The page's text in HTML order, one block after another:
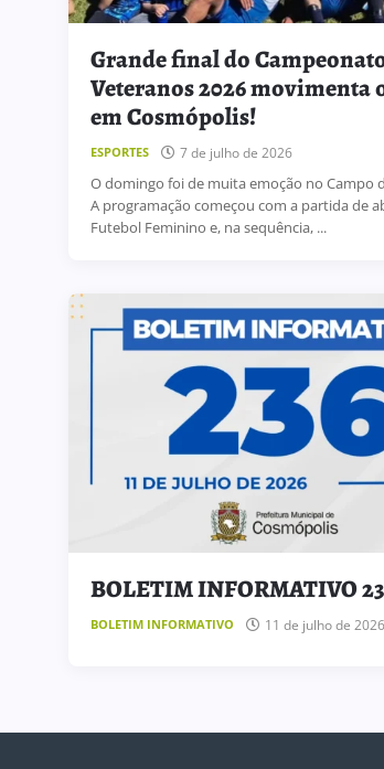
Grande final do
Veteranos 2026 movimenta
em Cosmópolis!
ESPORTES 7 de julho de 2026
O domingo foi de muita emoção no Campo
A programação começou com a partida de
Futebol Feminino e, na sequência, ...
BOLETIM INFORMATIVO
BOLETIM INFORMATIVO 11 de julho de 2026